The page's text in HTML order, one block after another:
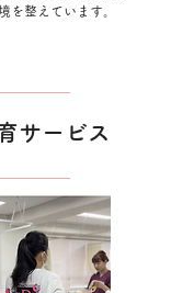
を整えています。
サービス